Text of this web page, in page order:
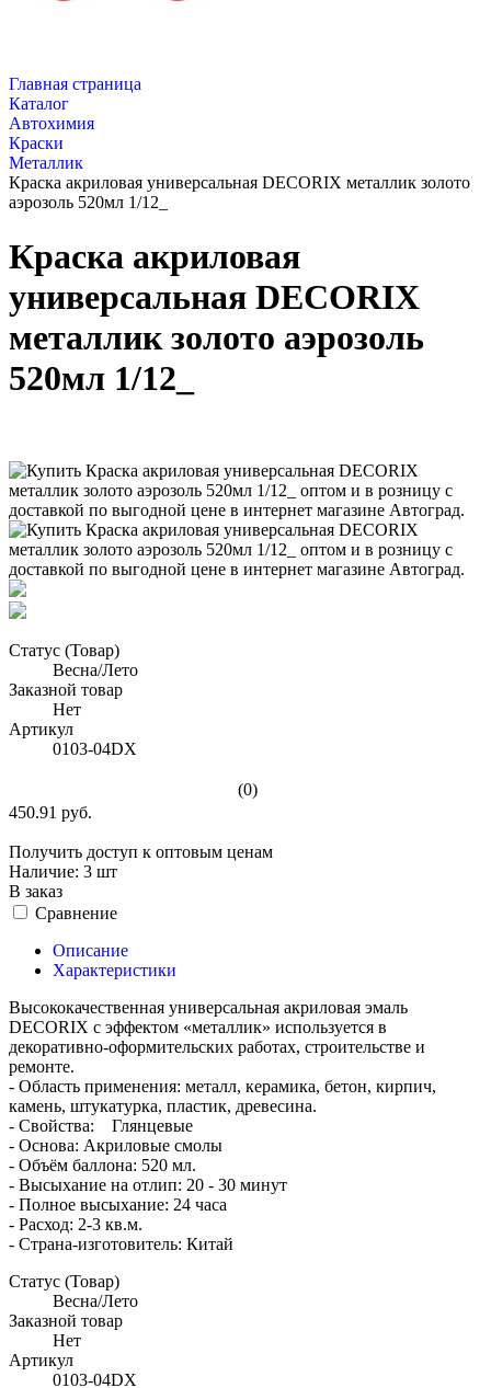
Главная страница
Каталог
Автохимия
Краски
Металлик
Краска акриловая универсальная DECORIX металлик золото
аэрозоль 520мл 1/12_
Краска акриловая
универсальная DECORIX
металлик золото аэрозоль
520мл 1/12_
Статус (Товар)
Весна/Лето
Заказной товар
Нет
Артикул
0103-04DX
(0)
450.91 руб.
Получить доступ к оптовым ценам
Наличие: 3 шт
В заказ
Сравнение
Описание
Характеристики
Высококачественная универсальная акриловая эмаль
DECORIX с эффектом «металлик» используется в
декоративно-оформительских работах, строительстве и
ремонте.
- Область применения: металл, керамика, бетон, кирпич,
камень, штукатурка, пластик, древесина.
- Свойства: Глянцевые
- Основа: Акриловые смолы
- Объём баллона: 520 мл.
- Высыхание на отлип: 20 - 30 минут
- Полное высыхание: 24 часа
- Расход: 2-3 кв.м.
- Страна-изготовитель: Китай
Статус (Товар)
Весна/Лето
Заказной товар
Нет
Артикул
0103-04DX